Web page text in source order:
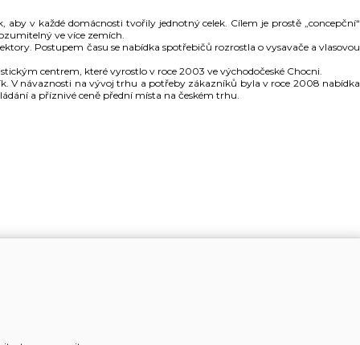
v každé domácnosti tvořily jednotný celek. Cílem je prostě „concepční“
ve více zemích.
Postupem času se nabídka spotřebičů rozrostla o vysavače a vlasovou
centrem, které vyrostlo v roce 2003 ve východočeské Chocni.
V návaznosti na vývoj trhu a potřeby zákazníků byla v roce 2008 nabídka
a příznivé ceně přední místa na českém trhu.